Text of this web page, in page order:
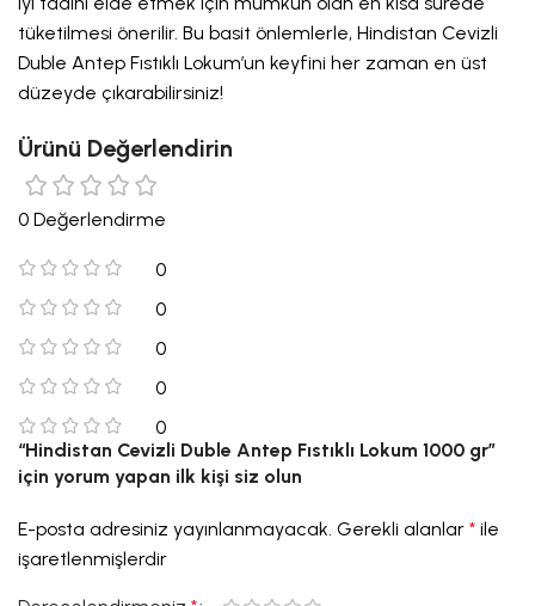
tüketilmesi önerilir. Bu basit önlemlerle, Hindistan Cevizli
Duble Antep Fıstıklı Lokum’un keyfini her zaman en üst
düzeyde çıkarabilirsiniz!
Ürünü Değerlendirin
0 Değerlendirme
0
0
0
0
0
“Hindistan Cevizli Duble Antep Fıstıklı Lokum 1000 gr”
için yorum yapan ilk kişi siz olun
E-posta adresiniz yayınlanmayacak. Gerekli alanlar* ile
işaretlenmişlerdir